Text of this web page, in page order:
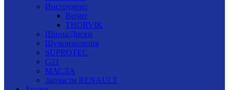
Инструмент
Berger
THORVIK
Шины/Диски
Шумоизоляция
SUPROTEC
G21
МАСЛА
Запчасти RENAULT